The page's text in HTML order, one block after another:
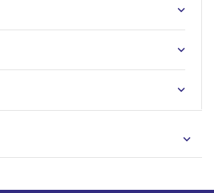
keyboard_arrow_down
keyboard_arrow_down
keyboard_arrow_down